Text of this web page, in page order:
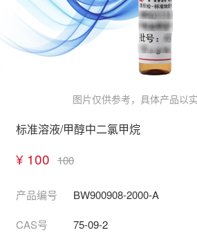
图片仅供参考，具体产品以实
标准溶液/甲醇中二氯甲烷
¥ 100 100
产品编号 BW900908-2000-A
CAS号 75-09-2